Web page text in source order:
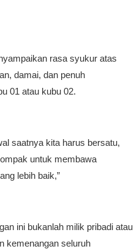
rasa syukur atas
damai, dan penuh
01 atau kubu 02.
saatnya kita harus bersatu,
untuk membawa
lebih baik,”
ini bukanlah milik pribadi atau
kemenangan seluruh